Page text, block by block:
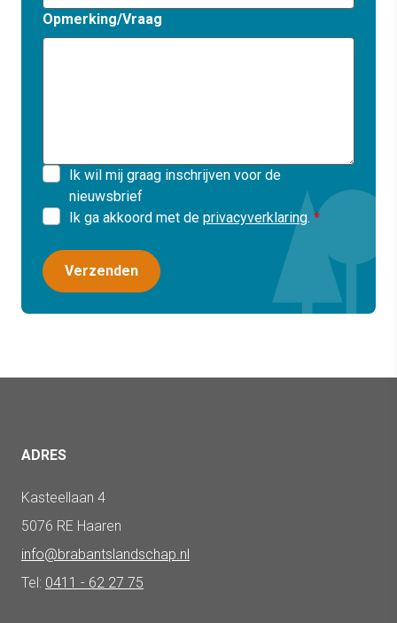
Opmerking/Vraag
Ik wil mij graag inschrijven voor de
nieuwsbrief
Ik ga akkoord met de privacyverklaring.
ADRES
Kasteellaan 4
5076 RE Haaren
info@brabantslandschap.nl
Tel: 0411 - 62 27 75